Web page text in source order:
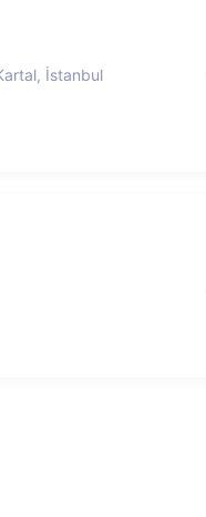
İstanbul